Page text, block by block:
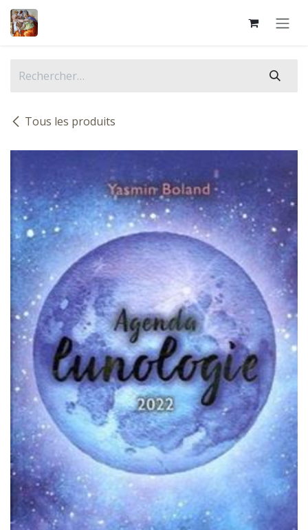
Se rendre au contenu
Tous les produits